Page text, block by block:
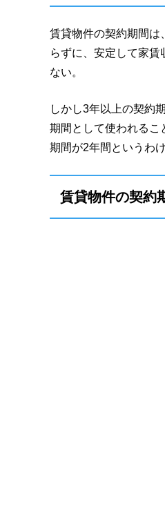
賃貸物件の契約期間は
らずに、安定して家
ない。
しかし3年以上の契約
期間として使われるこ
期間が2年間というわけ
賃貸物件の契約